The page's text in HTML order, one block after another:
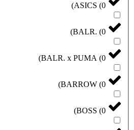
ASICS (0
)
BALR. (0
)
BALR. x PUMA (0
)
BARROW (0
)
BOSS (0
)